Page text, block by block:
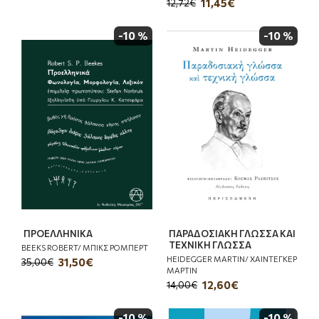
11,45€
12,72€
-10 %
ΠΡΟΕΛΛΗΝΙΚΑ
BEEKS ROBERT/ ΜΠΙΚΣ ΡΟΜΠΕΡΤ
31,50€
35,00€
-10 %
ΠΑΡΑΔΟΣΙΑΚΗ ΓΛΩΣΣΑ ΚΑΙ
ΤΕΧΝΙΚΗ ΓΛΩΣΣΑ
HEIDEGGER MARTIN/ ΧΑΙΝΤΕΓΚΕΡ
ΜΑΡΤΙΝ
12,60€
14,00€